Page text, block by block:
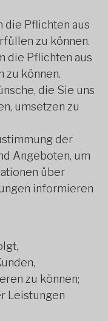
die Pflichten aus
zu können.
die Pflichten aus
zu können.
die Sie uns
umsetzen zu
der
Angeboten, um
über
informieren
zu können;
Leistungen